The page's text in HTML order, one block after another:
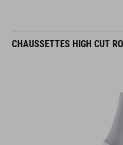
CHAUSSETTES HIGH CUT